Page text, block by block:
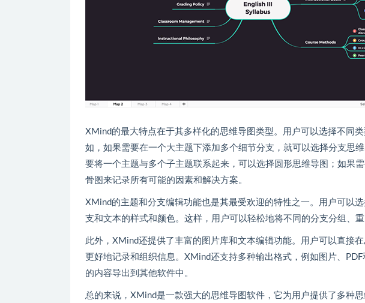
XMind的最大特点在于其多样化的思维导图类型。用户可以选择不同
如，如果需要在一个大主题下添加多个细节分支，就可以选择分支思
要将一个主题与多个子主题联系起来，可以选择圆形思维导图；如果
骨图来记录所有可能的因素和解决方案。
XMind的主题和分支编辑功能也是其最受欢迎的特性之一。用户可以
支和文本的样式和颜色。这样，用户可以轻松地将不同的分支分组、
此外，XMind还提供了丰富的图片库和文本编辑功能。用户可以直接
更好地记录和组织信息。XMind还支持多种输出格式，例如图片、
的内容导出到其他软件中。
总的来说，XMind是一款强大的思维导图软件，它为用户提供了多种